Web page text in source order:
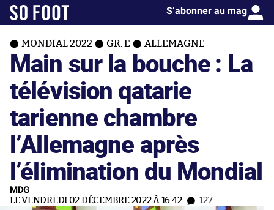
S’abonner au mag
MONDIAL 2022 GR. E ALLEMAGNE
Main sur la bouche : La
télévision qatarie
tarienne chambre
l’Allemagne après
l’élimination du Mondial
MDG
LE VENDREDI 02 DÉCEMBRE 2022 À 16:42 127